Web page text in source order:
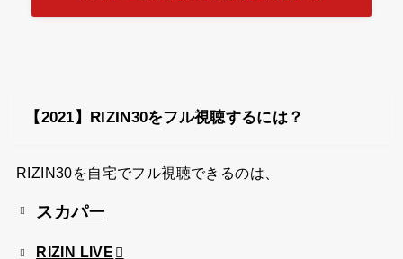
【2021】RIZIN30をフル視聴するには？
RIZIN30を自宅でフル視聴できるのは、
スカパー
RIZIN LIVE